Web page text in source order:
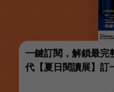
一鍵訂閱，解鎖最
代【夏日閱讀展】訂